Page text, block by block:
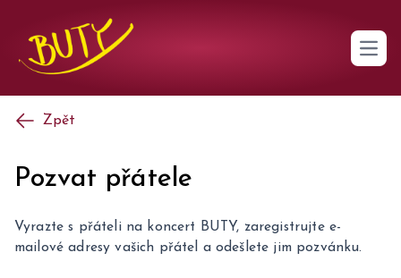
Open
Zpět
Pozvat přátele
Vyrazte s přáteli na koncert BUTY, zaregistrujte e-
mailové adresy vašich přátel a odešlete jim pozvánku.